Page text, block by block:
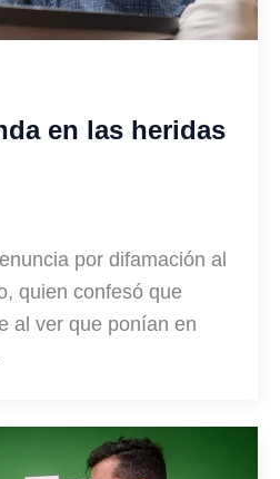
en las heridas
por difamación al
quien confesó que
al ver que ponían en